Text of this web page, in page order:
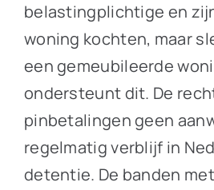
belastingplichtige en
woning kochten, maar
een gemeubileerde
ondersteunt dit. De
pinbetalingen geen
regelmatig verblijf in
detentie. De banden